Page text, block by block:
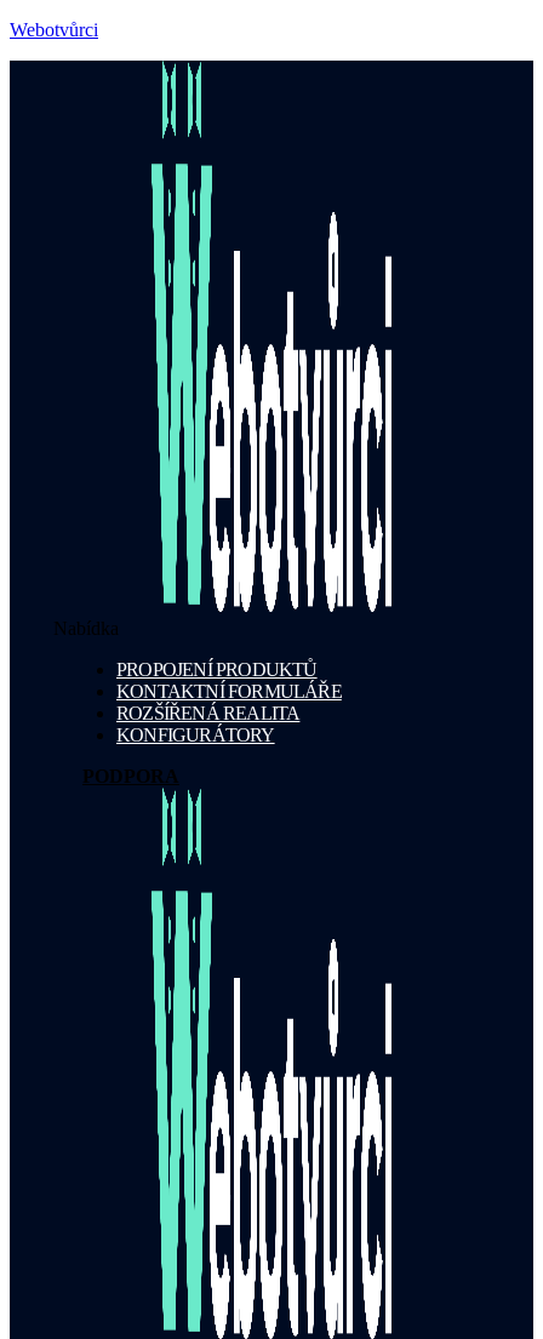
Webotvůrci
Nabídka
PROPOJENÍ PRODUKTŮ
KONTAKTNÍ FORMULÁŘE
ROZŠÍŘENÁ REALITA
KONFIGURÁTORY
PODPORA